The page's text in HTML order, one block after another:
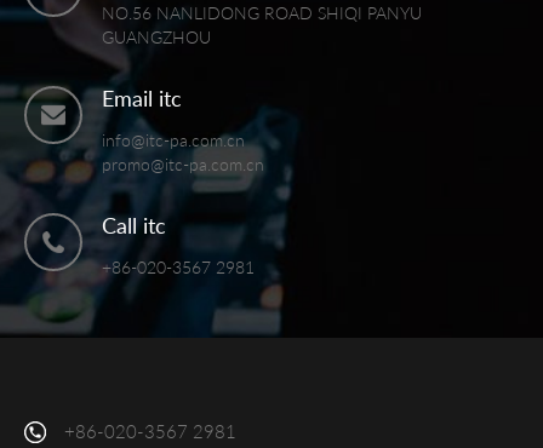
NO.56 NANLIDONG ROAD SHIQI PANYU
GUANGZHOU
Email itc
info@itc-pa.com.cn
promo@itc-pa.com.cn
Call itc
+86-020-3567 2981
+86-020-3567 2981